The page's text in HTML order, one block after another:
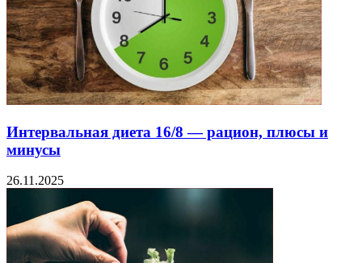
Интервальная диета 16/8 — рацион, плюсы и
минусы
26.11.2025